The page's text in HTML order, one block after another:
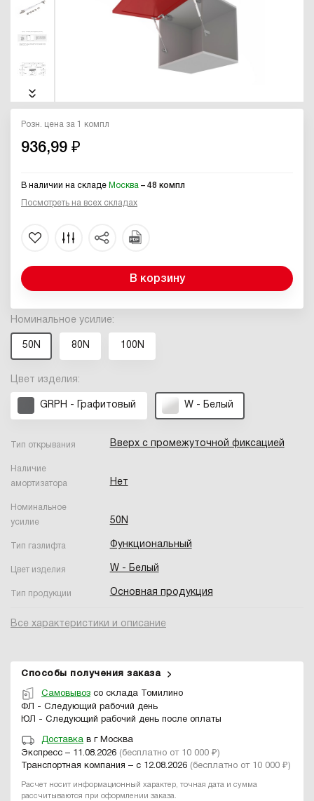
Номинальное усилие:
50N 80N 100N
Цвет изделия:
GRPH - Графитовый W - Белый
Тип открывания Вверх с промежуточной фиксацией
Наличие
амортизатора
Нет
Номинальное
усилие
50N
Тип газлифта Функциональный
Цвет изделия W - Белый
Тип продукции Основная продукция
Все характеристики и описание
Розн. цена за 1 компл
936,99 ₽
В наличии на складе Москва – 48 компл
Посмотреть на всех складах
В корзину
Способы получения заказа
Самовывоз со склада Томилино
ФЛ - Следующий рабочий день
ЮЛ - Следующий рабочий день после оплаты
Доставка в г Москва
Экспресс – 11.08.2026 (бесплатно от 10 000 ₽)
Транспортная компания – с 12.08.2026 (бесплатно от 10 000 ₽)
Расчет носит информационный характер, точная дата и сумма
рассчитываются при оформлении заказа.